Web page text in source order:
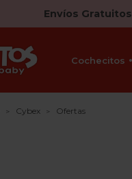
Envíos
Cochecitos
Cybex Ofertas